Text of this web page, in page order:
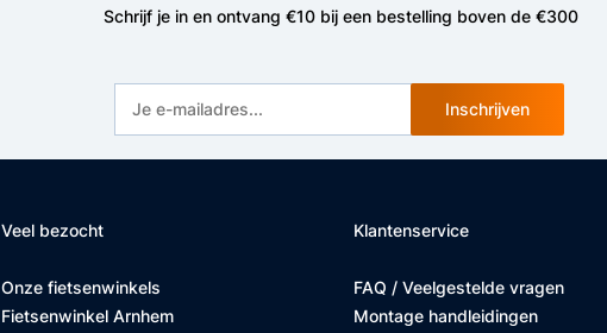
Schrijf je in en ontvang €10 bij een bestelling boven de €300
Inschrijven
Veel bezocht
Onze fietsenwinkels
Fietsenwinkel Arnhem
Klantenservice
FAQ / Veelgestelde vragen
Montage handleidingen